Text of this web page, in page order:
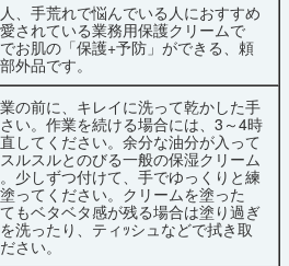
、手荒れで悩んでいる人におすすめ
されている業務用保護クリームで
お肌の「保護+予防」ができる、頼
外品です。
の前に、キレイに洗って乾かした手
い。作業を続ける場合には、3～4時
してください。余分な油分が入って
ルスルとのびる一般の保湿クリーム
少しずつ付けて、手でゆっくりと練
ってください。クリームを塗った
もベタベタ感が残る場合は塗り過ぎ
洗ったり、ティｯシュなどで拭き取
さい。